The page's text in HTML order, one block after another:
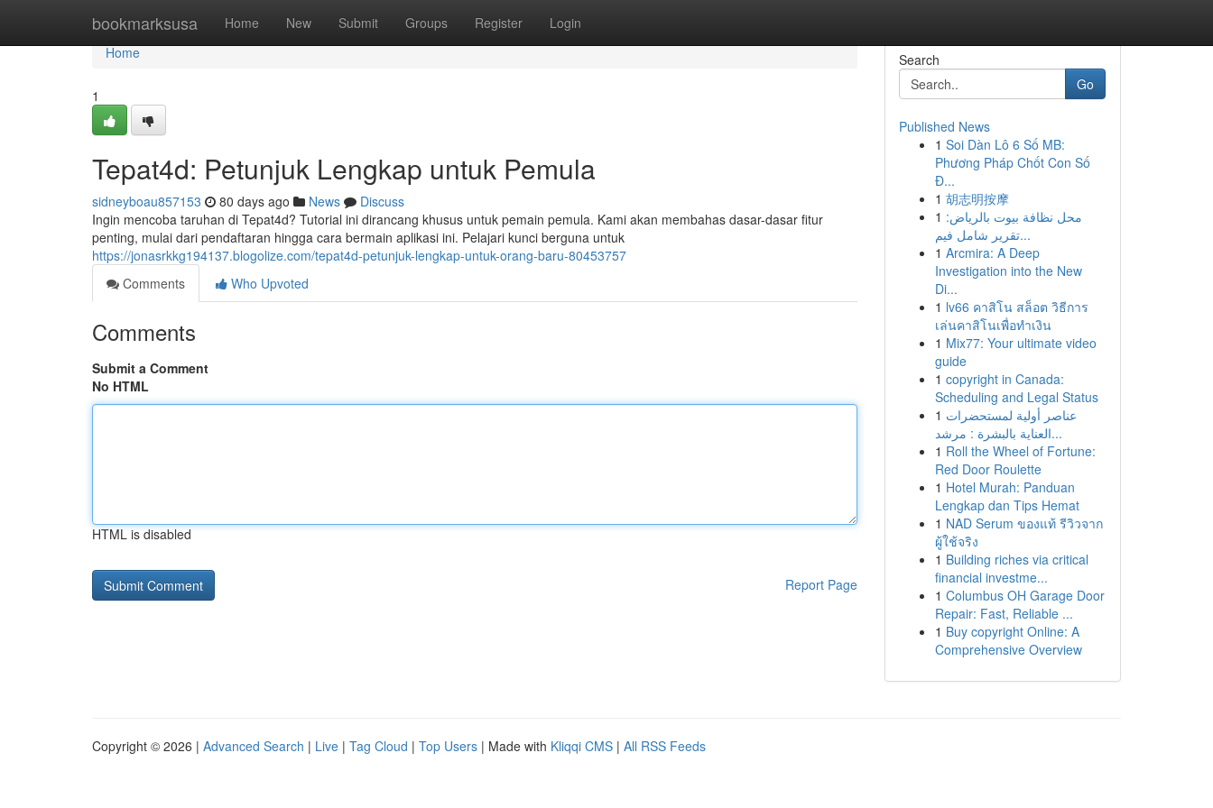
bookmarksusa Home New Submit Groups Register Login
Home
Home
1
Tepat4d: Petunjuk Lengkap untuk Pemula
sidneyboau857153 80 days ago News
Discuss
Ingin mencoba taruhan di Tepat4d? Tutorial ini dirancang khusus untuk pemain pemula. Kami akan membahas dasar-dasar fitur
penting, mulai dari pendaftaran hingga cara bermain aplikasi ini. Pelajari kunci berguna untuk
https://jonasrkkg194137.blogolize.com/tepat4d-petunjuk-lengkap-untuk-orang-baru-80453757
Comments
Who Upvoted
Comments
Submit a Comment
No HTML
HTML is disabled
Report Page
Search
Go
Published News
1 Soi Dàn Lô 6 Số MB:
Phương Pháp Chốt Con Số
Đ...
1 胡志明按摩
1 محل نظافة بيوت بالرياض:
تقرير شامل فيم...
1 Arcmira: A Deep
Investigation into the New
Di...
1 lv66 คาสิโน สล็อต วิธีการ
เล่นคาสิโนเพื่อทำเงิน
1 Mix77: Your ultimate video
guide
1 copyright in Canada:
Scheduling and Legal Status
1 عناصر أولية لمستحضرات
العناية بالبشرة : مرشد...
1 Roll the Wheel of Fortune:
Red Door Roulette
1 Hotel Murah: Panduan
Lengkap dan Tips Hemat
1 NAD Serum ของแท้ รีวิวจาก
ผู้ใช้จริง
1 Building riches via critical
financial investme...
1 Columbus OH Garage Door
Repair: Fast, Reliable ...
1 Buy copyright Online: A
Comprehensive Overview
Copyright © 2026 | Advanced Search | Live | Tag Cloud | Top Users | Made with Kliqqi CMS | All RSS Feeds